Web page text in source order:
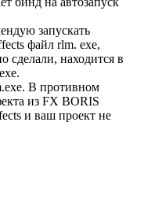
запускать
файл rlm. exe,
сделали, находится в
В противном
из FX BORIS
и ваш проект не